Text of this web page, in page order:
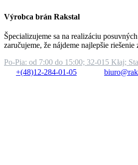
Výrobca brán Rakstal
Špecializujeme sa na realizáciu
zaručujeme, že nájdeme najlepšie
Po-Pia: od 7:00 do 15:00; 32-015 Kłaj;
+(48)12-284-01-05